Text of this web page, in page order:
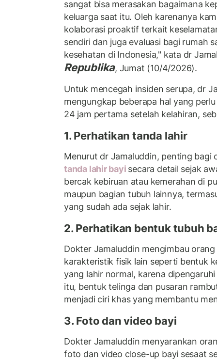
sangat bisa merasakan bagaimana
keluarga saat itu. Oleh karenanya
kolaborasi proaktif terkait
sendiri dan juga evaluasi bagi rumah
kesehatan di Indonesia," kata dr
Republika, Jumat (10/4/2026).
Untuk mencegah insiden serupa, dr
mengungkap beberapa hal yang
24 jam pertama setelah kelahiran,
1. Perhatikan tanda lahir
Menurut dr Jamaluddin, penting bagi
tanda lahir bayi secara detail sejak
bercak kebiruan atau kemerahan di
maupun bagian tubuh lainnya,
yang sudah ada sejak lahir.
2. Perhatikan bentuk tubuh
Dokter Jamaluddin mengimbau
karakteristik fisik lain seperti bentuk
yang lahir normal, karena
itu, bentuk telinga dan pusaran
menjadi ciri khas yang membantu
3. Foto dan video bayi
Dokter Jamaluddin menyarankan
foto dan video close-up bayi sesaat